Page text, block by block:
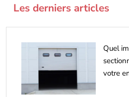
Les derniers articles
Quel
votre